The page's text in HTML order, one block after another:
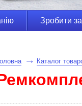
Зробити
Каталог